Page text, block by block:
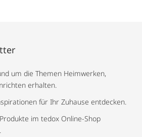
um die Themen Heimwerken,
erhalten.
für Ihr Zuhause entdecken.
im tedox Online-Shop